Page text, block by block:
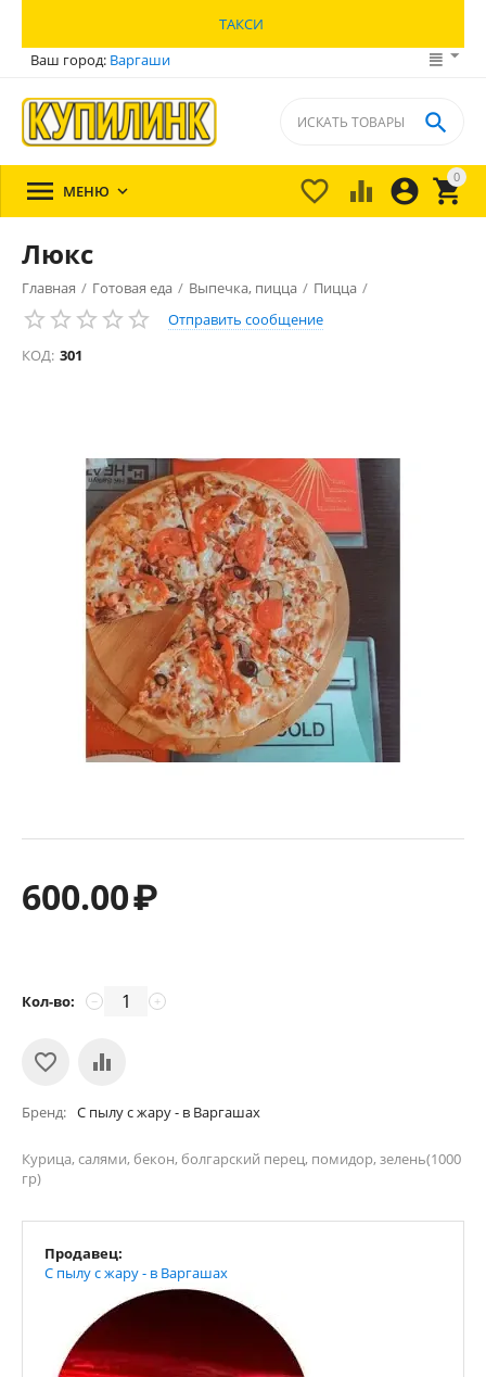
ТАКСИ
Ваш город: Варгаши
0


 

 МЕНЮ 
Люкс
Главная / Готовая еда / Выпечка, пицца / Пицца /
Отправить сообщение
КОД: 301
600.00₽
Кол-во: +
−
Бренд С пылу с жару - в Варгашах
Курица, салями, бекон, болгарский перец, помидор, зелень(1000
гр)
Продавец:
С пылу с жару - в Варгашах